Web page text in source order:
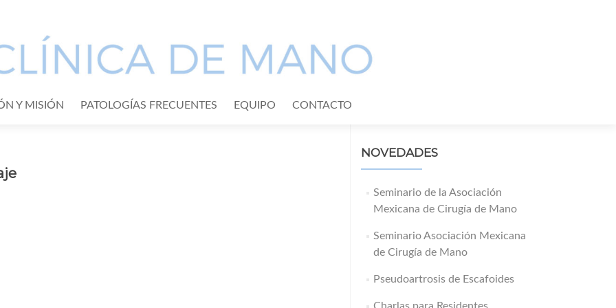
Y MISIÓN PATOLOGÍAS FRECUENTES EQUIPO CONTACTO
NOVEDADES
Seminario de la Asociación
Mexicana de Cirugía de Mano
Seminario Asociación Mexicana
de Cirugía de Mano
Pseudoartrosis de Escafoides